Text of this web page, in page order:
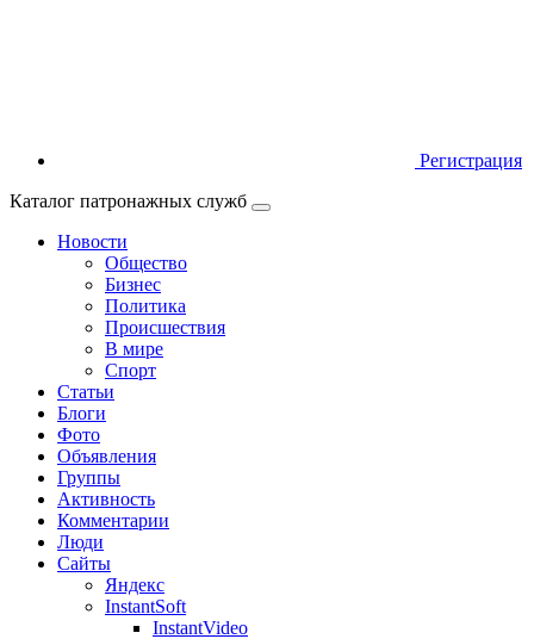
Регистрация
Каталог патронажных служб
Новости
Общество
Бизнес
Политика
Происшествия
В мире
Спорт
Статьи
Блоги
Фото
Объявления
Группы
Активность
Комментарии
Люди
Сайты
Яндекс
InstantSoft
InstantVideo